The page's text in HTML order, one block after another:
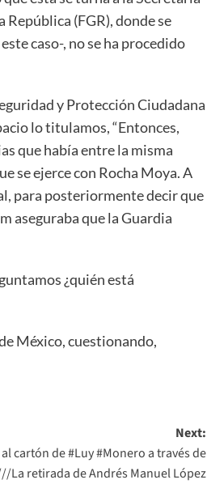
(FGR), donde se
caso-, no se ha procedido
y Protección Ciudadana
lo titulamos, “Entonces,
que había entre la misma
se ejerce con Rocha Moya. A
para posteriormente decir que
aseguraba que la Guardia
¿quién está
México, cuestionando,
Next:
cartón de #Luy #Monero a través de
La retirada de Andrés Manuel López